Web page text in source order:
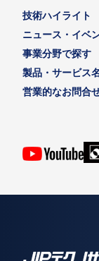
技術ハイライト
ニュース・イベ
事業分野で探す
製品・サービス
営業的なお問合